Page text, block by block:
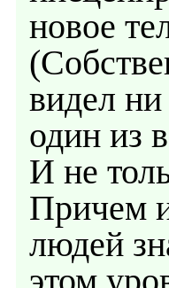
новое
видел
один из
И не
Причем
людей